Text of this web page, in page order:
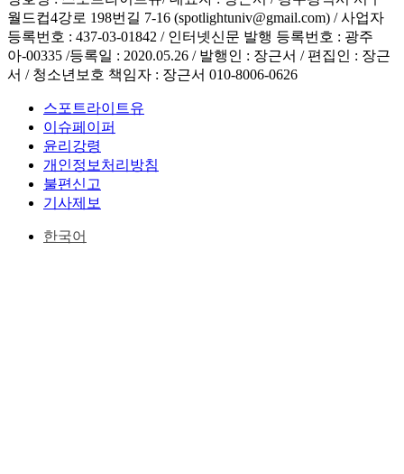
월드컵4강로 198번길 7-16 (spotlightuniv@gmail.com) / 사업자
등록번호 : 437-03-01842 / 인터넷신문 발행 등록번호 : 광주
아-00335 /등록일 : 2020.05.26 / 발행인 : 장근서 / 편집인 : 장근
서 / 청소년보호 책임자 : 장근서 010-8006-0626
스포트라이트유
이슈페이퍼
윤리강령
개인정보처리방침
불편신고
기사제보
한국어